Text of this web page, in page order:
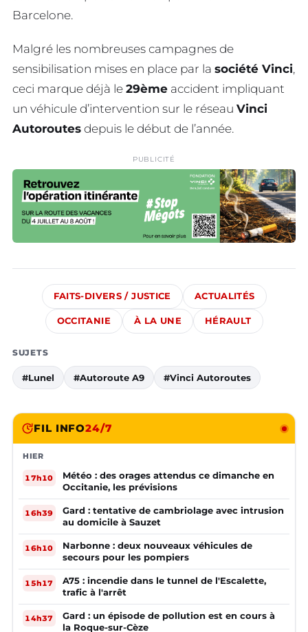
Barcelone.
Malgré les nombreuses campagnes de
sensibilisation mises en place par la société Vinci,
ceci marque déjà le 29ème accident impliquant
un véhicule d’intervention sur le réseau Vinci
Autoroutes depuis le début de l’année.
PUBLICITÉ
FAITS-DIVERS / JUSTICE ACTUALITÉS
OCCITANIE À LA UNE HÉRAULT
SUJETS
#Lunel #Autoroute A9 #Vinci Autoroutes
FIL INFO24/7
HIER
17h10
Météo : des orages attendus ce dimanche en
Occitanie, les prévisions
16h39
Gard : tentative de cambriolage avec intrusion
au domicile à Sauzet
16h10
Narbonne : deux nouveaux véhicules de
secours pour les pompiers
15h17
A75 : incendie dans le tunnel de l'Escalette,
trafic à l'arrêt
14h37
Gard : un épisode de pollution est en cours à
la Roque-sur-Cèze